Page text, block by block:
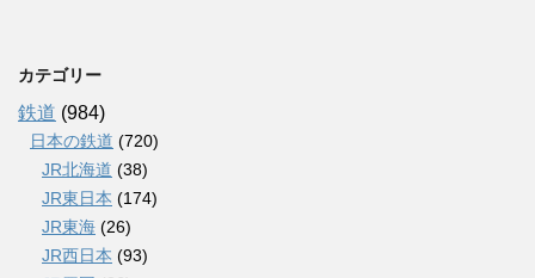
カテゴリー
鉄道 (984)
日本の鉄道 (720)
JR北海道 (38)
JR東日本 (174)
JR東海 (26)
JR西日本 (93)